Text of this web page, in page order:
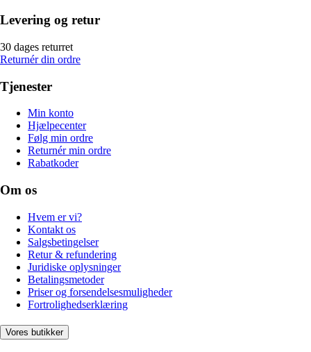
Levering og retur
30 dages returret
Returnér din ordre
Tjenester
Min konto
Hjælpecenter
Følg min ordre
Returnér min ordre
Rabatkoder
Om os
Hvem er vi?
Kontakt os
Salgsbetingelser
Retur & refundering
Juridiske oplysninger
Betalingsmetoder
Priser og forsendelsesmuligheder
Fortrolighedserklæring
Vores butikker